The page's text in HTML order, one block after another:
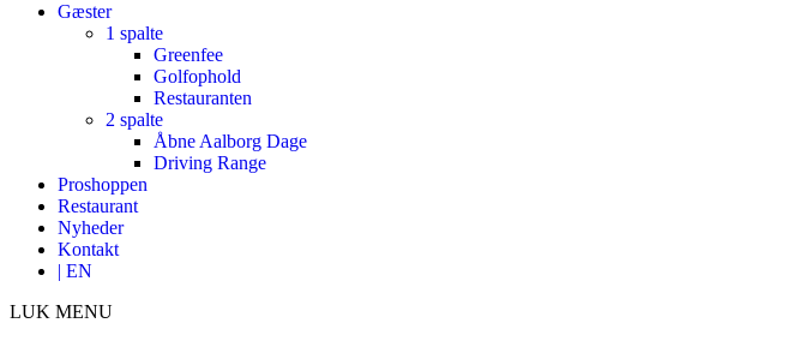
Gæster
1 spalte
Greenfee
Golfophold
Restauranten
2 spalte
Åbne Aalborg Dage
Driving Range
Proshoppen
Restaurant
Nyheder
Kontakt
| EN
LUK MENU